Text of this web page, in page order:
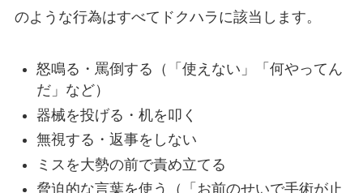
のような行為はすべてドクハラに該当します。
怒鳴る・罵倒する（「使えない」「何やってん
だ」など）
器械を投げる・机を叩く
無視する・返事をしない
ミスを大勢の前で責め立てる
脅迫的な言葉を使う（「お前のせいで手術が止